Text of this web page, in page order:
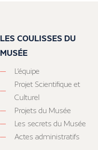
LES COULISSES DU
MUSÉE
L’équipe
Projet Scientifique et
Culturel
Projets du Musée
Les secrets du Musée
Actes administratifs